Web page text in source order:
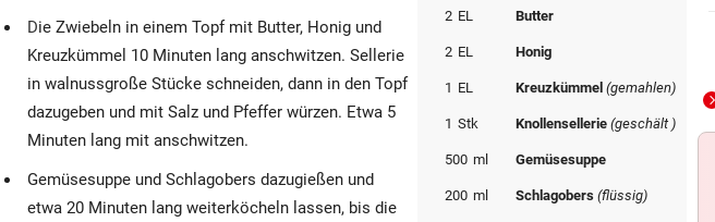
Die Zwiebeln in einem Topf mit Butter, Honig und
Kreuzkümmel 10 Minuten lang anschwitzen. Sellerie
in walnussgroße Stücke schneiden, dann in den Topf
dazugeben und mit Salz und Pfeffer würzen. Etwa 5
Minuten lang mit anschwitzen.
Gemüsesuppe und Schlagobers dazugießen und
etwa 20 Minuten lang weiterköcheln lassen, bis die
2 EL Butter
2 EL Honig
1 EL Kreuzkümmel(gemahlen)
1 Stk Knollensellerie(geschält )
500 ml Gemüsesuppe
200 ml Schlagobers(flüssig)